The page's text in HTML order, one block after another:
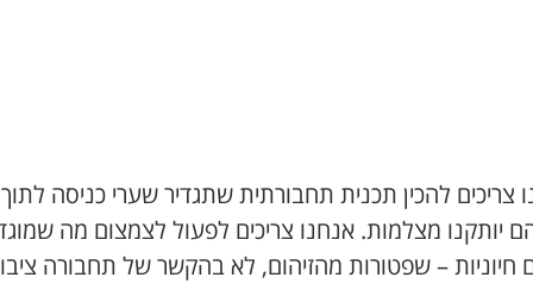
צריכים להכין תכנית תחבורתית שתגדיר שערי כניסה
יותקנו מצלמות. אנחנו צריכים לפעול לצמצום מה
חיוניות – שפטורות מהזיהום, לא בהקשר של תחבורה